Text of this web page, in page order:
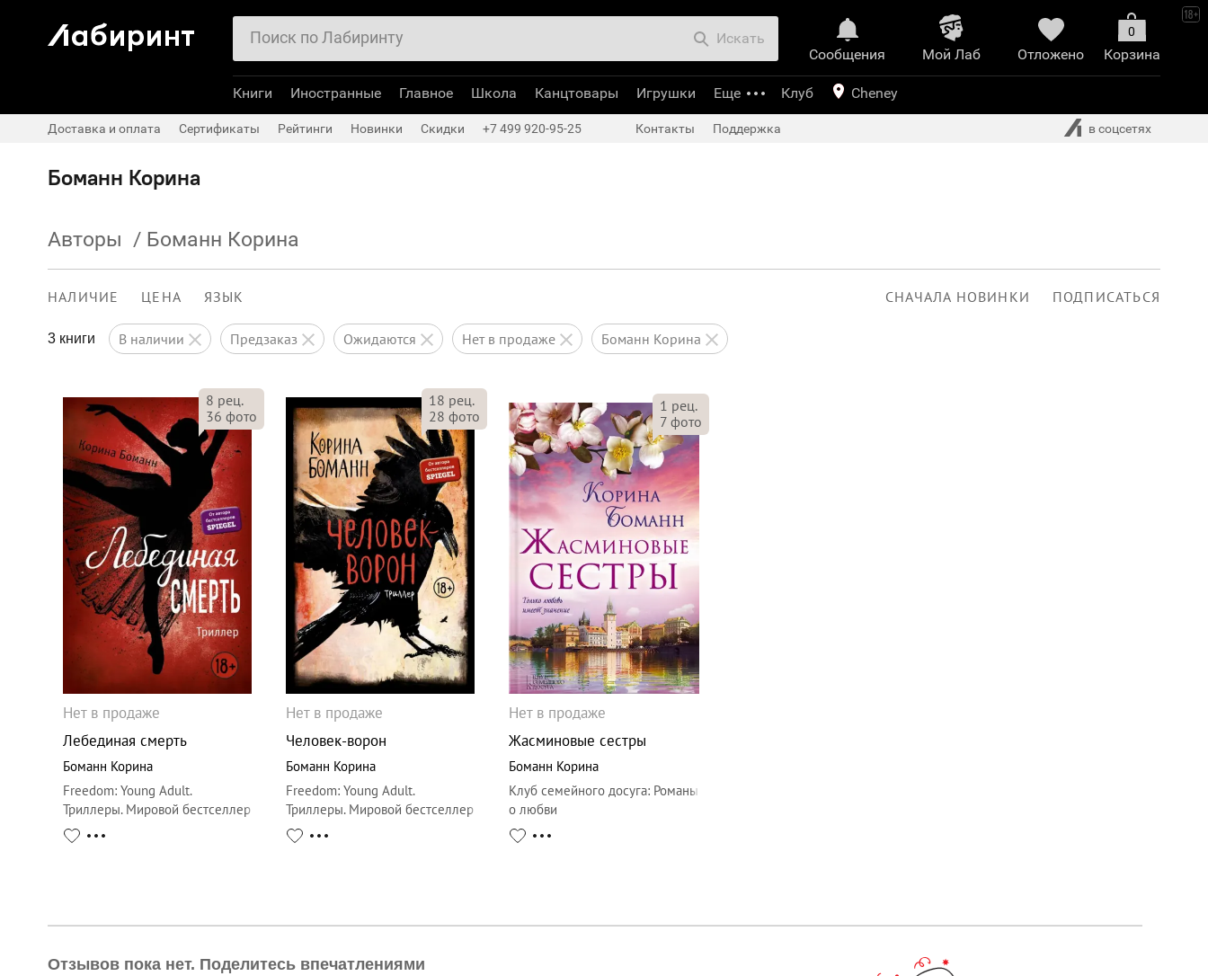
Боманн Корина
Авторы / Боманн Корина
НАЛИЧИЕ ЦЕНА ЯЗЫК СНАЧАЛА НОВИНКИ ПОДПИСАТЬСЯ
3 книги в наличии предзаказ ожидаются нет в продаже Боманн Корина
8 рец.
36 фото
Нет в продаже
Лебединая смерть
Боманн Корина
Freedom:Young Adult.
Триллеры. Мировой бестселлер
18 рец.
28 фото
Нет в продаже
Человек-ворон
Боманн Корина
Freedom: Young Adult.
Триллеры. Мировой бестселлер
1 рец.
7 фото
Нет в продаже
Жасминовые сестры
Боманн Корина
Клуб семейного досуга: Романы
о любви
Отзывов пока нет. Поделитесь впечатлениями
Сообщения
Mой Лаб​
иринт
Отложено
0
Корзина
Искать
Книги Иностранные Главное Школа Канцтовары Игрушки Еще Клуб Cheney
Доставка и оплата Сертификаты Рейтинги Новинки Скидки +7 499 920-95-25 Контакты Поддержка в соцсетях